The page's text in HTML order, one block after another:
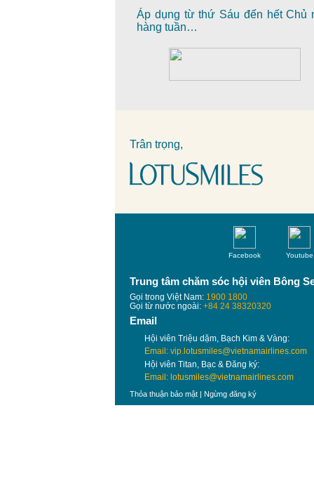
Áp dụng từ thứ Sáu đến hết Chủ
hàng tuần…
Trân trọng,
Facebook Youtube
Trung tâm chăm sóc hội viên Bông
Gọi trong Việt Nam: 1900 1800
Gọi từ nước ngoài: +84 24 38320320
Email
Hội viên Triệu dặm, Bạch Kim & Vàng:
Email: vip.lotusmiles@vietnamairlines.com
Hội viên Titan, Bạc & Đăng ký:
Email: lotusmiles@vietnamairlines.com
Thỏa thuận bảo mật | Ngừng đăng ký